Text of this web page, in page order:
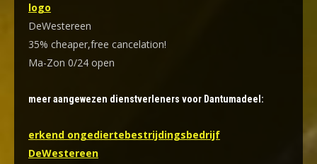
logo
DeWestereen
35% cheaper,free cancelation!
Ma-Zon 0/24 open
meer aangewezen dienstverleners voor Dantumadeel:
erkend ongediertebestrijdingsbedrijf
DeWestereen